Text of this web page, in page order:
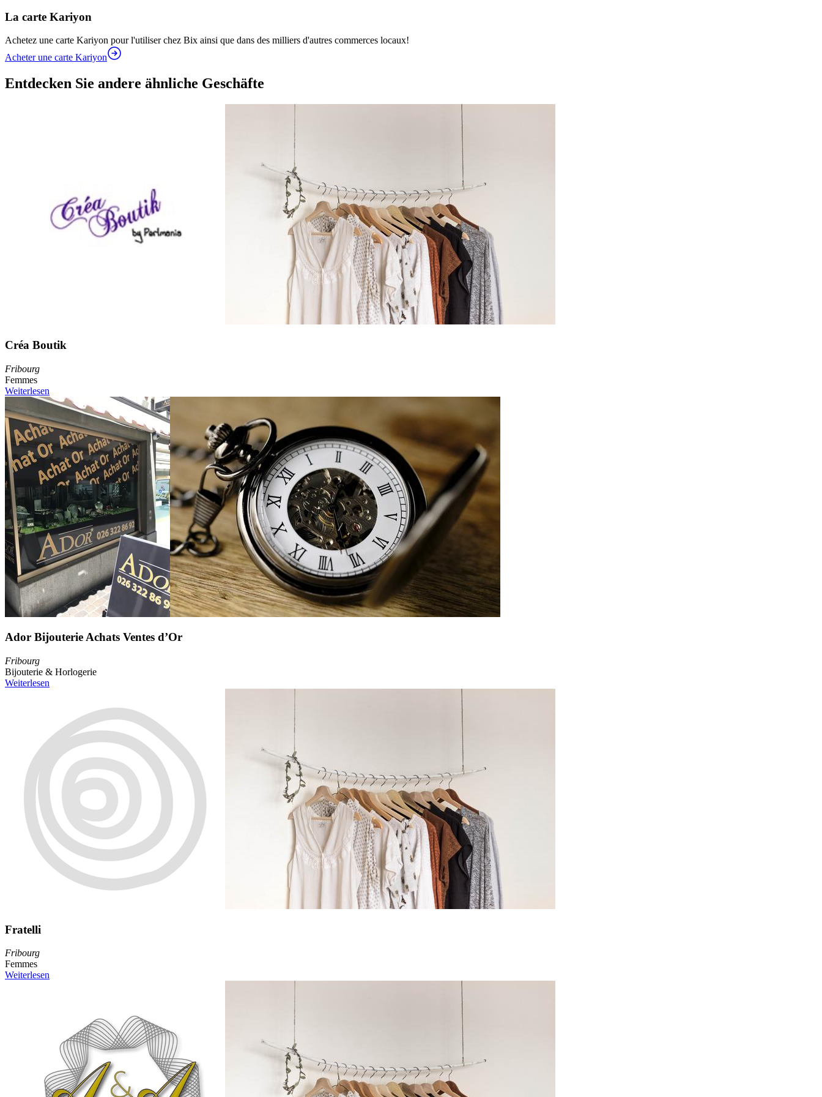
La carte Kariyon
Achetez une carte Kariyon pour l'utiliser chez Bix ainsi que dans des milliers d'autres commerces locaux!
Acheter une carte Kariyon
Entdecken Sie andere ähnliche Geschäfte
Créa Boutik
Fribourg
Femmes
Weiterlesen
Ador Bijouterie Achats Ventes d’Or
Fribourg
Bijouterie & Horlogerie
Weiterlesen
Fratelli
Fribourg
Femmes
Weiterlesen